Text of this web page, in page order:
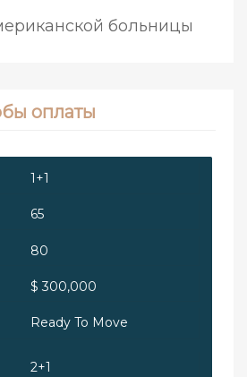
больницы
оплаты
1+1
65
80
$ 300,000
Ready To Move
2+1